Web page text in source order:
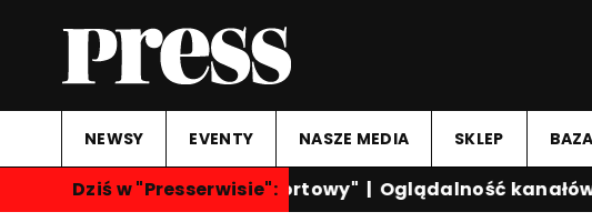
NEWSY EVENTY NASZE MEDIA SKLEP
Dziś w "Presserwisie":
"Przegląd Sportowy"|Oglądalność kanałów